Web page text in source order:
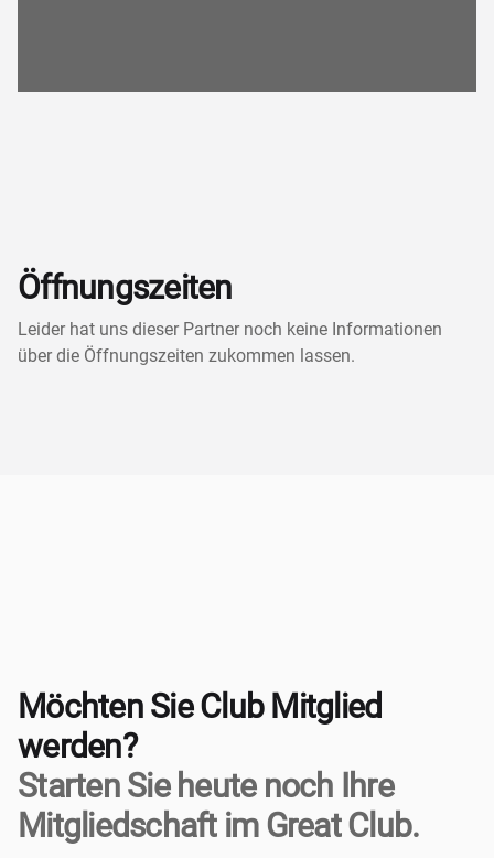
Öffnungszeiten
Leider hat uns dieser Partner noch keine Informationen
über die Öffnungszeiten zukommen lassen.
Möchten Sie Club Mitglied
werden?
Starten Sie heute noch Ihre
Mitgliedschaft im Great Club.